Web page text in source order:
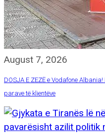
August 7, 2026
DOSJA E ZEZË e Vodafone
parave të klientëve